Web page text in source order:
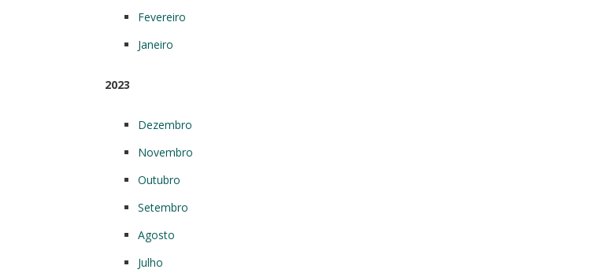
Fevereiro
Janeiro
2023
Dezembro
Novembro
Outubro
Setembro
Agosto
Julho